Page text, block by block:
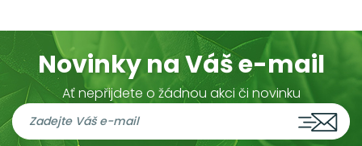
Novinky na Váš e-mail
Ať nepřijdete o žádnou akci či novinku